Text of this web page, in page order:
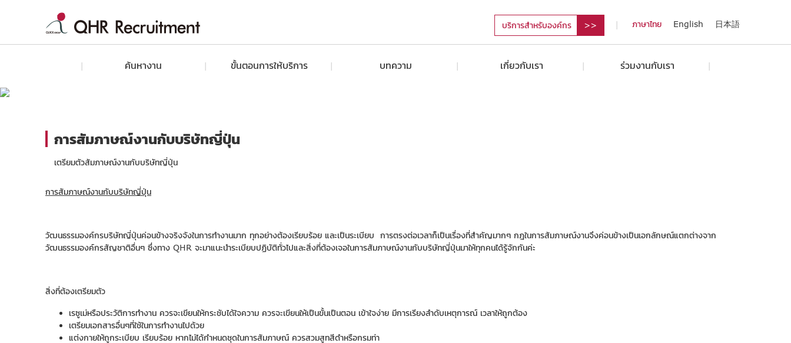
บริการสำหรับองค์กร ภาษาไทย English 日本語
ค้นหางาน ขั้นตอนการให้บริการ บทความ เกี่ยวกับเรา ร่วมงานกับเรา
การสัมภาษณ์งานกับบริษัทญี่ปุ่น
เตรียมตัวสัมภาษณ์งานกับบริษัทญี่ปุ่น
การสัมภาษณ์งานกับบริษัทญี่ปุ่น
วัฒนธรรมองค์กรบริษัทญี่ปุ่นค่อนข้างจริงจังในการทำงานมาก ทุกอย่างต้องเรียบร้อย และเป็นระเบียบ การตรงต่อเวลาก็เป็นเรื่องที่สำคัญมากๆ กฎในการสัมภาษณ์งานจึงค่อนข้างเป็นเอกลักษณ์แตกต่างจาก
วัฒนธรรมองค์กรสัญชาติอื่นๆ ซึ่งทาง QHR จะมาแนะนำระเบียบปฏิบัติทั่วไปและสิ่งที่ต้องเจอในการสัมภาษณ์งานกับบริษัทญี่ปุ่นมาให้ทุกคนได้รู้จักกันค่ะ
สิ่งที่ต้องเตรียมตัว
เรซูเม่หรือประวัติการทำงาน ควรจะเขียนให้กระชับได้ใจความ ควรจะเขียนให้เป็นขั้นเป็นตอน เข้าใจง่าย มีการเรียงลำดับเหตุการณ์ เวลาให้ถูกต้อง
เตรียมเอกสารอื่นๆที่ใช้ในการทำงานไปด้วย
แต่งกายให้ถูกระเบียบ เรียบร้อย หากไม่ได้กำหนดชุดในการสัมภาษณ์ ควรสวมสูทสีดำหรือกรมท่า